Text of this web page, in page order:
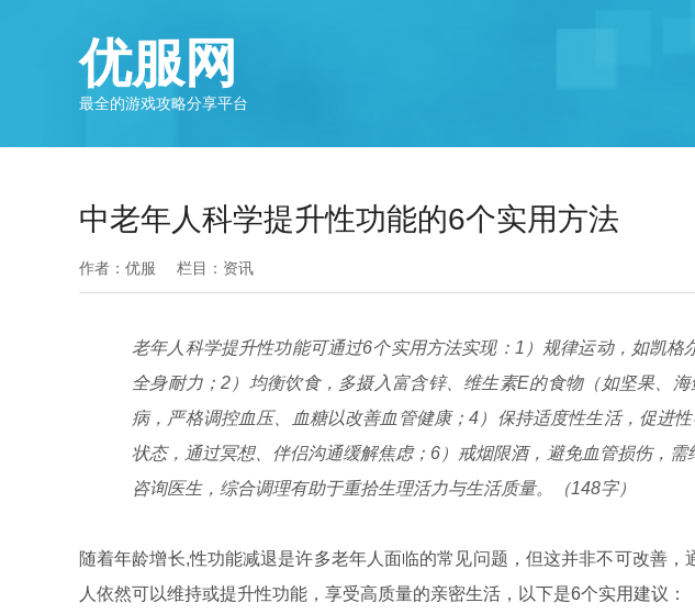
优服网
最全的游戏攻略分享平台
中老年人科学提升性功能的6个实用方法
作者：优服 栏目： 资讯
老年人科学提升性功能可通过6个实用方法实现：1）规律运动，如凯格
全身耐力；2）均衡饮食，多摄入富含锌、维生素E的食物（如坚果、
病，严格调控血压、血糖以改善血管健康；4）保持适度性生活，促进
状态，通过冥想、伴侣沟通缓解焦虑；6）戒烟限酒，避免血管损伤，
咨询医生，综合调理有助于重拾生理活力与生活质量。（148字）
随着年龄增长,性功能减退是许多老年人面临的常见问题，但这并非不可改善
人依然可以维持或提升性功能，享受高质量的亲密生活，以下是6个实用建议：